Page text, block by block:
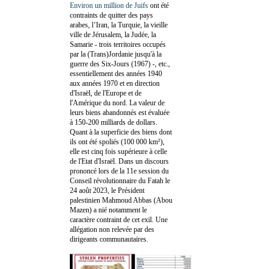
Environ un million de Juifs ont été
contraints de quitter des pays
arabes, l’Iran, la Turquie, la vieille
ville de Jérusalem, la Judée, la
Samarie - trois territoires occupés
par la (Trans)Jordanie jusqu'à la
guerre des Six-Jours (1967) -, etc.,
essentiellement des années 1940
aux années 1970 et en direction
d'Israël, de l'Europe et de
l'Amérique du nord. La valeur de
leurs biens abandonnés est évaluée
à 150-200 milliards de dollars.
Quant à la superficie des biens dont
ils ont été spoliés (100 000 km²),
elle est cinq fois supérieure à celle
de l'Etat d'Israël. Dans un discours
prononcé lors de la 11e session du
Conseil révolutionnaire du Fatah le
24 août 2023, le Président
palestinien Mahmoud Abbas (Abou
Mazen) a nié notamment le
caractère contraint de cet exil. Une
allégation non relevée par des
dirigeants communautaires.